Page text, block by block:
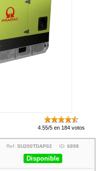
4.55/5 en 184 votos
Ref:SU200TDAP02 ID:6898
Disponible